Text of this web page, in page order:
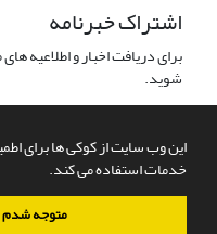
این وب سایت از کوکی ها برای
خدمات استفاده می کند.
متوجه شدم
اشتراک خبرنامه
برای دریافت اخبار و اطلاعیه
شوید.